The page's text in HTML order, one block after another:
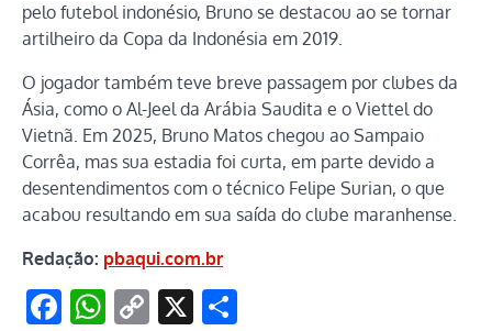
pelo futebol indonésio, Bruno se destacou ao se tornar
artilheiro da Copa da Indonésia em 2019.
O jogador também teve breve passagem por clubes da
Ásia, como o Al-Jeel da Arábia Saudita e o Viettel do
Vietnã. Em 2025, Bruno Matos chegou ao Sampaio
Corrêa, mas sua estadia foi curta, em parte devido a
desentendimentos com o técnico Felipe Surian, o que
acabou resultando em sua saída do clube maranhense.
Redação: pbaqui.com.br
Facebook
WhatsApp
Copy
X